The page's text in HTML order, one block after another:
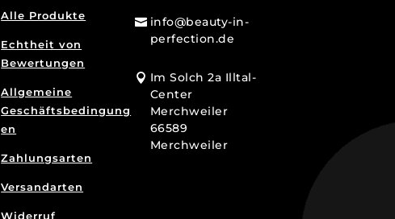
Alle Produkte
Echtheit von
Bewertungen
Allgemeine
Geschäftsbedingung
en
Zahlungsarten
Versandarten
Widerruf
 info@beauty-in-
perfection.de
 Im Solch 2a Illtal-
Center
Merchweiler
66589
Merchweiler